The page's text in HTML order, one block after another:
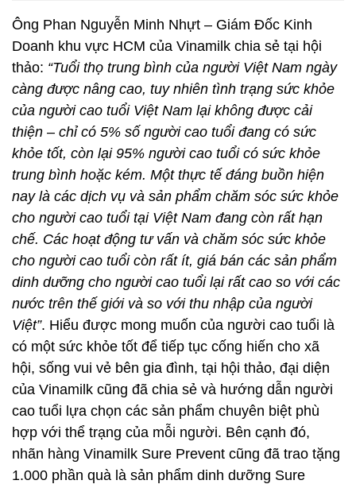
Ông Phan Nguyễn Minh Nhựt – Giám Đốc Kinh
Doanh khu vực HCM của Vinamilk chia sẻ tại hội
thảo: “Tuổi thọ trung bình của người Việt Nam ngày
càng được nâng cao, tuy nhiên tình trạng sức khỏe
của người cao tuổi Việt Nam lại không được cải
thiện – chỉ có 5% số người cao tuổi đang có sức
khỏe tốt, còn lại 95% người cao tuổi có sức khỏe
trung bình hoặc kém. Một thực tế đáng buồn hiện
nay là các dịch vụ và sản phẩm chăm sóc sức khỏe
cho người cao tuổi tại Việt Nam đang còn rất hạn
chế. Các hoạt động tư vấn và chăm sóc sức khỏe
cho người cao tuổi còn rất ít, giá bán các sản phẩm
dinh dưỡng cho người cao tuổi lại rất cao so với các
nước trên thế giới và so với thu nhập của người
Việt”. Hiểu được mong muốn của người cao tuổi là
có một sức khỏe tốt để tiếp tục cống hiến cho xã
hội, sống vui vẻ bên gia đình, tại hội thảo, đại diện
của Vinamilk cũng đã chia sẻ và hướng dẫn người
cao tuổi lựa chọn các sản phẩm chuyên biệt phù
hợp với thể trạng của mỗi người. Bên cạnh đó,
nhãn hàng Vinamilk Sure Prevent cũng đã trao tặng
1.000 phần quà là sản phẩm dinh dưỡng Sure